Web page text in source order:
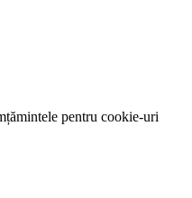
pentru cookie-uri